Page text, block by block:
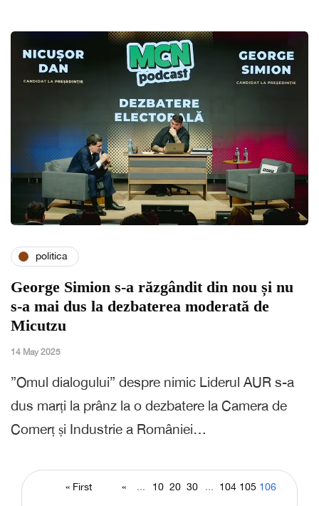
politica
George Simion s-a răzgândit din nou și nu
s-a mai dus la dezbaterea moderată de
Micutzu
14 May 2025
”Omul dialogului” despre nimic Liderul AUR s-a
dus marți la prânz la o dezbatere la Camera de
Comerț și Industrie a României…
« First « ... 10 20 30 ... 104 105 106